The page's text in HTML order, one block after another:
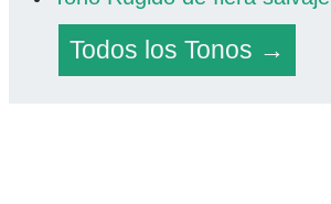
Todos los Tonos →